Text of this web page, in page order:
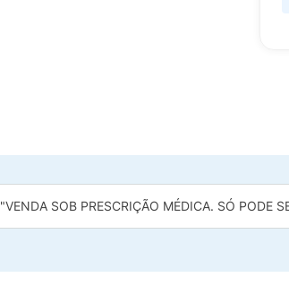
"VENDA SOB PRESCRIÇÃO MÉDICA. SÓ PODE